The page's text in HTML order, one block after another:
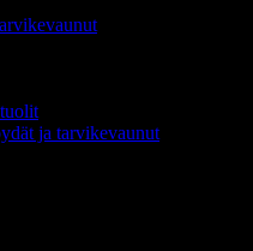
ja tarvikevaunut